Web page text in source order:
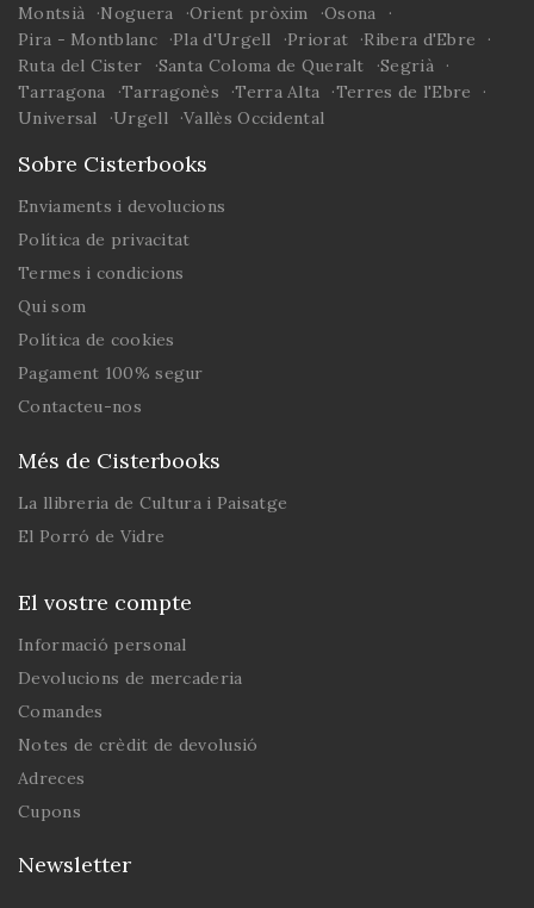
Montsià
Noguera Orient pròxim
Osona
Pira - Montblanc
Pla d'Urgell Priorat
Ribera d'Ebre
Ruta del Cister
Santa Coloma de Queralt
Segrià
Tarragona
Tarragonès Terra Alta
Terres de l'Ebre
Universal
Urgell Vallès Occidental
Sobre Cisterbooks
Enviaments i devolucions
Política de privacitat
Termes i condicions
Qui som
Política de cookies
Pagament 100% segur
Contacteu-nos
Més de Cisterbooks
La llibreria de Cultura i Paisatge
El Porró de Vidre
El vostre compte
Informació personal
Devolucions de mercaderia
Comandes
Notes de crèdit de devolusió
Adreces
Cupons
Newsletter